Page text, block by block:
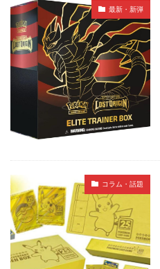
最新・新弾
コラム・話題